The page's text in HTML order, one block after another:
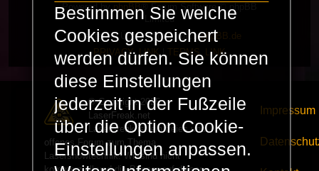
Powered by phpBB
® Forum Software © phpBB
Limited
Deutsche Übersetzung durchphpBB.de
PRIVACY_LINK| TERMS_LINK
© Copyright 2025 -
LaserFreak.net
LaserFreak ist ein freies und
offenes Forum zum Thema
Lasershowtechnik. Wir sind nicht
Impressum
Bestimmen Sie welche
Cookies gespeichert
werden dürfen. Sie können
diese Einstellungen
jederzeit in der Fußzeile
über die Option Cookie-
Einstellungen anpassen.